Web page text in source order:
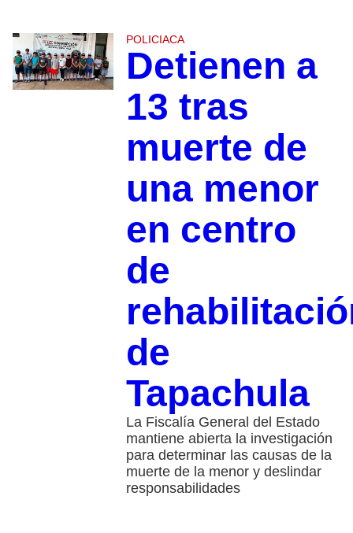
POLICIACA
Detienen a
13 tras
muerte de
una menor
en centro
de
de
Tapachula
La Fiscalía General del Estado
mantiene abierta la investigación
para determinar las causas de la
muerte de la menor y deslindar
responsabilidades